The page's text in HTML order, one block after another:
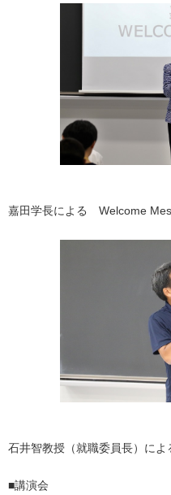
嘉田学長による Welcome
石井智教授（就職委員長）に
■講演会